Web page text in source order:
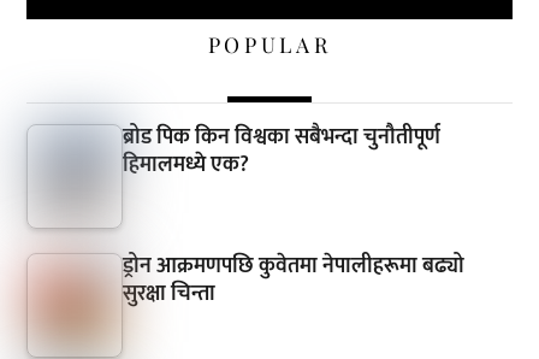
POPULAR
ब्रोड पिक किन विश्वका सबैभन्दा चुनौतीपूर्ण
हिमालमध्ये एक?
ड्रोन आक्रमणपछि कुवेतमा नेपालीहरूमा बढ्यो
सुरक्षा चिन्ता